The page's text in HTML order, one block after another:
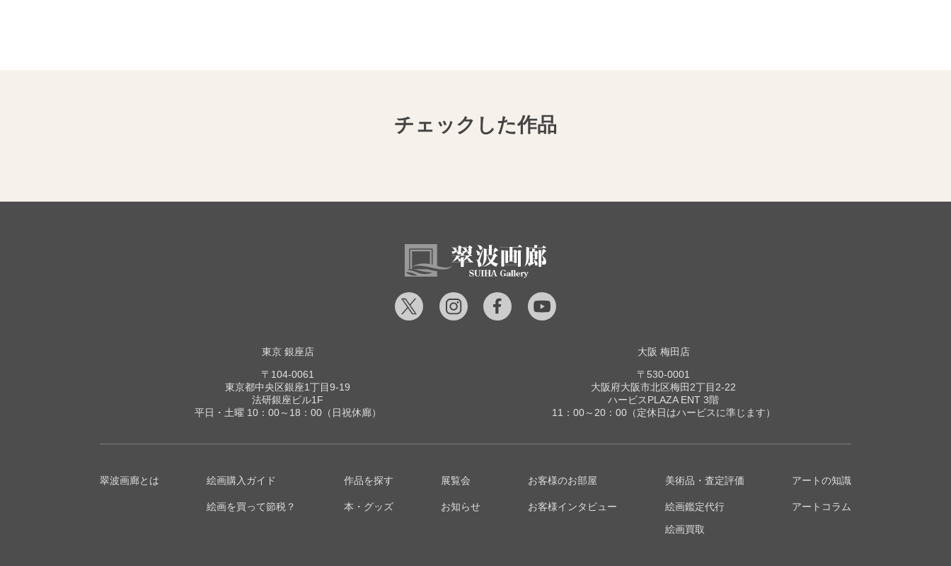
チェックした作品
東京 銀座店
〒104-0061
東京都中央区銀座1丁目9-19
法研銀座ビル1F
平日・土曜 10：00～18：00（日祝休廊）
大阪 梅田店
〒530-0001
大阪府大阪市北区梅田2丁目2-22
ハービスPLAZA ENT 3階
11：00～20：00（定休日はハービスに準じます）
翠波画廊とは 絵画購入ガイド
絵画を買って節税？
作品を探す
本・グッズ
展覧会
お知らせ
お客様のお部屋
お客様インタビュー
美術品・査定評価
絵画鑑定代行
絵画買取
アートの知識
アートコラム